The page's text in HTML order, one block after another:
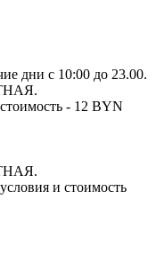
дни с 10:00 до 23.00.
- 12 BYN
и стоимость